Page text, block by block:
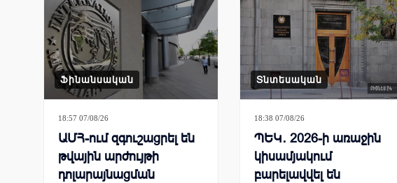
Ֆինանսական
18:57 07/08/26
ԱՄՀ-ում զգուշացրել են
թվային արժույթի
դոլարայնացման
Տնտեսական
18:38 07/08/26
ՊԵԿ․ 2026-ի առաջին
կիսամյակում
բարելավվել են